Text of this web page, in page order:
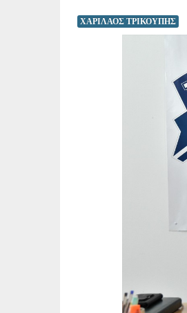
ΧΑΡΙΛΑΟΣ ΤΡΙΚΟΥΠΗΣ